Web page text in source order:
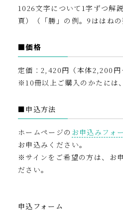
1026文字について1字ずつ解
頁）（「勝」の例。9ははね
■価格
定価：2,420円（本体2,200円
※10冊以上ご購入のかたには
■申込方法
ホームページの お申込みフォ
お申込みください。
※サインをご希望の方は、お
ださい。
申込フォーム